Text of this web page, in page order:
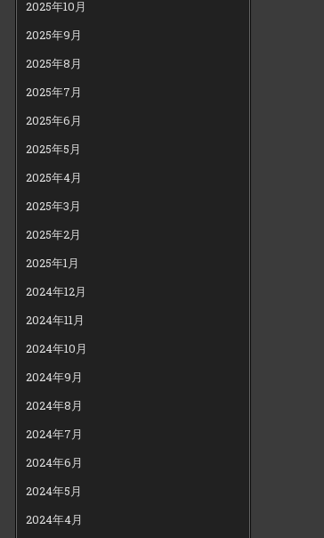
2025年10月
2025年9月
2025年8月
2025年7月
2025年6月
2025年5月
2025年4月
2025年3月
2025年2月
2025年1月
2024年12月
2024年11月
2024年10月
2024年9月
2024年8月
2024年7月
2024年6月
2024年5月
2024年4月